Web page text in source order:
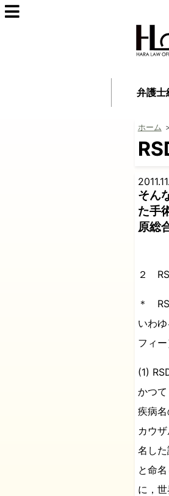
弁護士
ホーム
そん
た手
原総
２
＊
いわ
フィ
(1)
かつ
疾病名
カウ
名し
と命
に，